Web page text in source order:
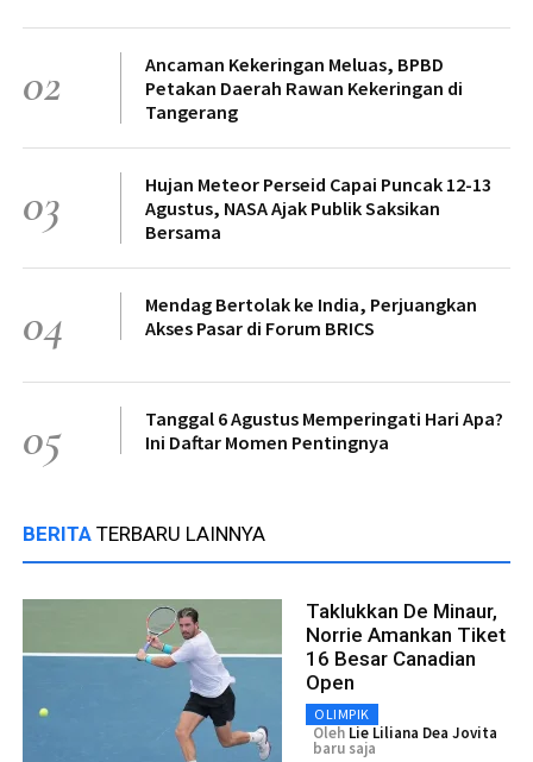
02
Ancaman Kekeringan Meluas, BPBD
Petakan Daerah Rawan Kekeringan di
Tangerang
03
Hujan Meteor Perseid Capai Puncak 12-13
Agustus, NASA Ajak Publik Saksikan
Bersama
04
Mendag Bertolak ke India, Perjuangkan
Akses Pasar di Forum BRICS
05
Tanggal 6 Agustus Memperingati Hari Apa?
Ini Daftar Momen Pentingnya
BERITA TERBARU LAINNYA
Taklukkan De Minaur,
Norrie Amankan Tiket
16 Besar Canadian
Open
OLIMPIK
Oleh Lie Liliana Dea Jovita
baru saja